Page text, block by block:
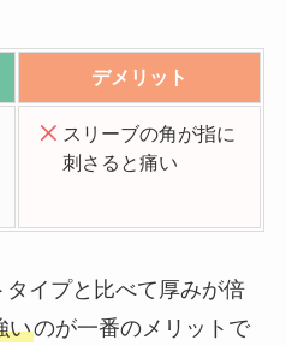
デメリット
スリーブの角が指に
刺さると痛い
イプと比べて厚みが倍
いのが一番のメリットで